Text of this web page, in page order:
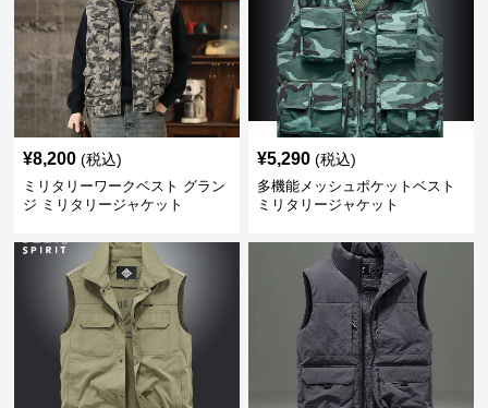
¥8,200 (税込)
ミリタリーワークベスト グラン
ジ ミリタリージャケット
¥5,290 (税込)
多機能メッシュポケットベスト
ミリタリージャケット